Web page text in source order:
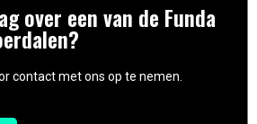
over een van de Funda
contact met ons op te nemen.